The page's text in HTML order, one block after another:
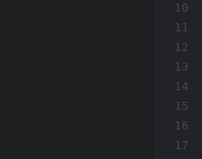
10
11
12
13
14
15
16
17